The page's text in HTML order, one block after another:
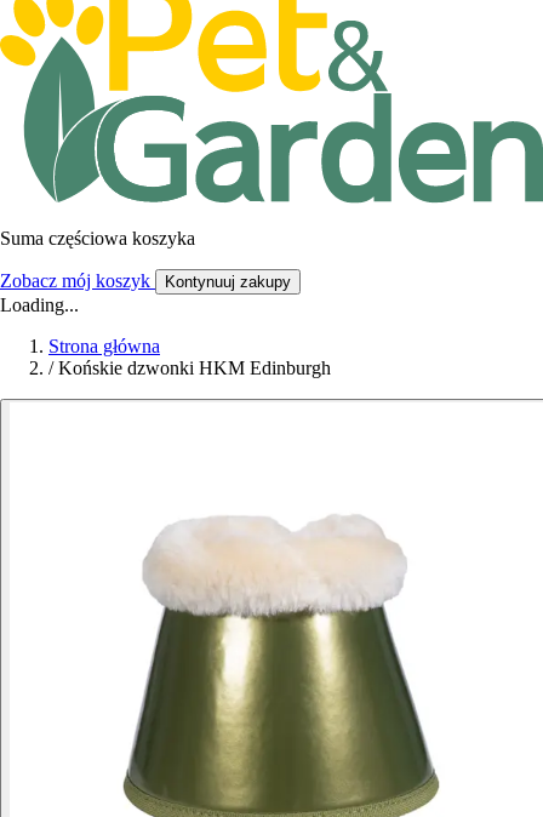
Suma częściowa koszyka
Zobacz mój koszyk Kontynuuj zakupy
Loading...
Strona główna
/ Końskie dzwonki HKM Edinburgh